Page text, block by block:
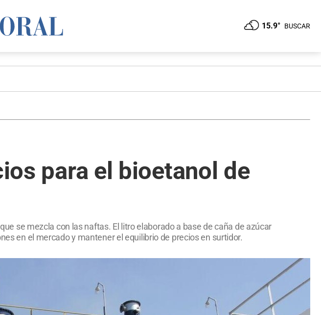
15.9° BUSCAR
para el bioetanol de
se mezcla con las naftas. El litro elaborado a base de caña de azúcar
en el mercado y mantener el equilibrio de precios en surtidor.